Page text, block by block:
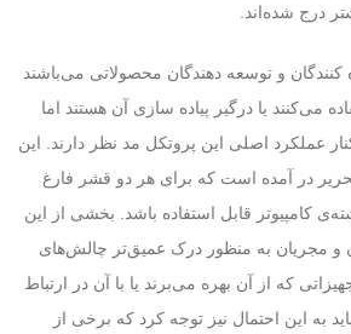
درج شده‌اند.
و توسعه دهندگان محصولاتی می‌باشند
می‌کنند یا درگیر پیاده سازی آن هستند اما
کنار عملکرد اصلی این پروتکل مد نظر دارند. این
در آمده است که برای هر دو قشر فارغ
کامپیوتر قابل استفاده باشد. بخشی از این
و مجریان به منظور درک عمیق‌تر چالش‌های
که از آن بهره می‌برند یا با آن در ارتباط
به این احتمال نیز توجه کرد که برخی از